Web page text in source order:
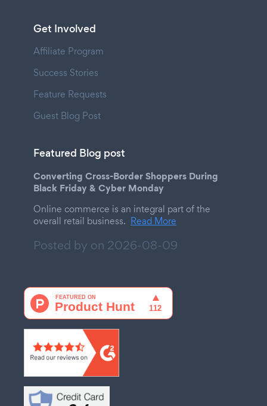
Get Involved
Affiliate Program
Success Stories
Feature Requests
Guest Blog Post
Featured Blog post
Converting Cross-Border Shoppers During
Black Friday & Cyber Monday
Online commerce is an integral part of the
overall retail business. Read More
Posted by on 2026-08-09